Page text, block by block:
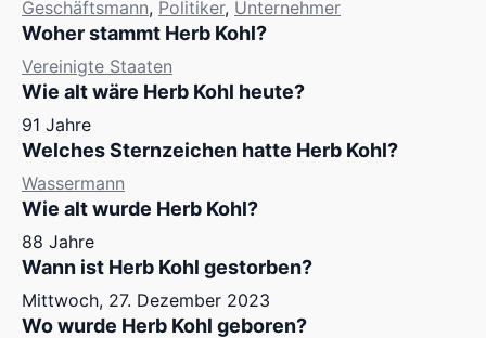
Geschäftsmann, Politiker, Unternehmer
Woher stammt Herb Kohl?
Vereinigte Staaten
Wie alt wäre Herb Kohl heute?
91 Jahre
Welches Sternzeichen hatte Herb Kohl?
Wassermann
Wie alt wurde Herb Kohl?
88 Jahre
Wann ist Herb Kohl gestorben?
Mittwoch, 27. Dezember 2023
Wo wurde Herb Kohl geboren?